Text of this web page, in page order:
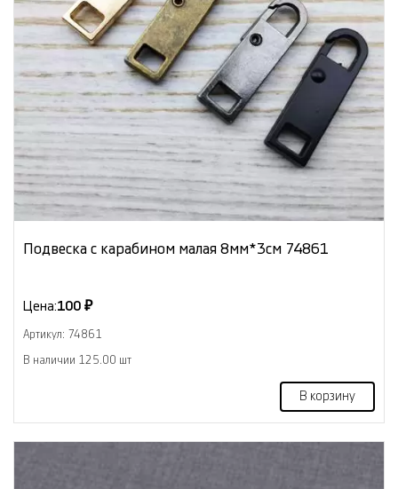
Подвеска с карабином малая 8мм*3см 74861
Цена:100 ₽
Артикул: 74861
В наличии 125.00 шт
В корзину